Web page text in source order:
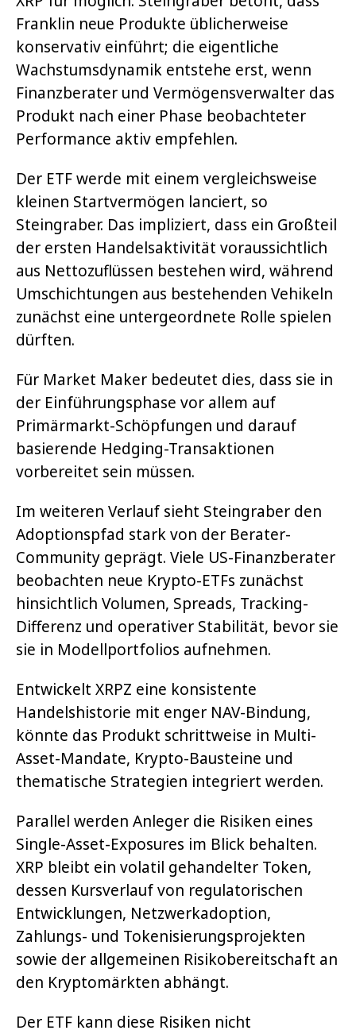
Franklin neue Produkte üblicherweise
konservativ einführt; die eigentliche
Wachstumsdynamik entstehe erst, wenn
Finanzberater und Vermögensverwalter das
Produkt nach einer Phase beobachteter
Performance aktiv empfehlen.
Der ETF werde mit einem vergleichsweise
kleinen Startvermögen lanciert, so
Steingraber. Das impliziert, dass ein Großteil
der ersten Handelsaktivität voraussichtlich
aus Nettozuflüssen bestehen wird, während
Umschichtungen aus bestehenden Vehikeln
zunächst eine untergeordnete Rolle spielen
dürften.
Für Market Maker bedeutet dies, dass sie in
der Einführungsphase vor allem auf
Primärmarkt-Schöpfungen und darauf
basierende Hedging-Transaktionen
vorbereitet sein müssen.
Im weiteren Verlauf sieht Steingraber den
Adoptionspfad stark von der Berater-
Community geprägt. Viele US-Finanzberater
beobachten neue Krypto-ETFs zunächst
hinsichtlich Volumen, Spreads, Tracking-
Differenz und operativer Stabilität, bevor sie
sie in Modellportfolios aufnehmen.
Entwickelt XRPZ eine konsistente
Handelshistorie mit enger NAV-Bindung,
könnte das Produkt schrittweise in Multi-
Asset-Mandate, Krypto-Bausteine und
thematische Strategien integriert werden.
Parallel werden Anleger die Risiken eines
Single-Asset-Exposures im Blick behalten.
XRP bleibt ein volatil gehandelter Token,
dessen Kursverlauf von regulatorischen
Entwicklungen, Netzwerkadoption,
Zahlungs- und Tokenisierungsprojekten
sowie der allgemeinen Risikobereitschaft an
den Kryptomärkten abhängt.
Der ETF kann diese Risiken nicht